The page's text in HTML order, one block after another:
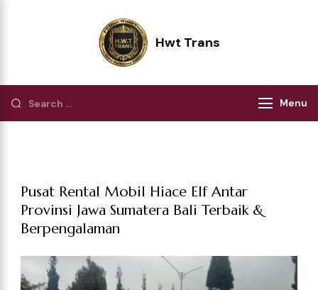
Hwt Trans
Menu
Pusat Rental Mobil Hiace Elf Antar
Provinsi Jawa Sumatera Bali Terbaik &
Berpengalaman